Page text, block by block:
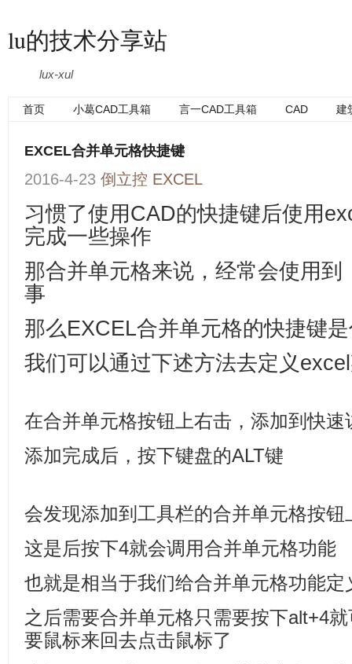
lu的技术分享站
lux-xul
首页 小葛CAD工具箱 言一CAD工具箱 CAD 建
EXCEL合并单元格快捷键
2016-4-23 倒立控 EXCEL
习惯了使用CAD的快捷键后使用
完成一些操作
那合并单元格来说，经常会使用
事
那么EXCEL合并单元格的快捷键
我们可以通过下述方法去定义
在合并单元格按钮上右击，添加到快速
添加完成后，按下键盘的ALT键
会发现添加到工具栏的合并单元格按钮
这是后按下4就会调用合并单元格功能
也就是相当于我们给合并单元格功能
之后需要合并单元格只需要按下alt+4
要鼠标来回去点击鼠标了